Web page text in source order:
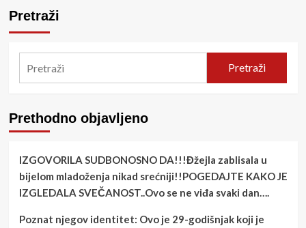
Pretraži
Pretraži
Prethodno objavljeno
IZGOVORILA SUDBONOSNO DA!!!Đžejla zablisala u
bijelom mladoženja nikad srećniji!!POGEDAJTE KAKO JE
IZGLEDALA SVEČANOST..Ovo se ne viđa svaki dan….
Poznat njegov identitet: Ovo je 29-godišnjak koji je